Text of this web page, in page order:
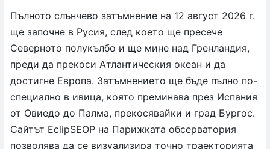
Пълното слънчево затъмнение на 12 август 2026 г.
ще започне в Русия, след което ще пресече
Северното полукълбо и ще мине над Гренландия,
преди да прекоси Атлантическия океан и да
достигне Европа. Затъмнението ще бъде пълно по-
специално в ивица, която преминава през Испания
от Овиедо до Палма, прекосявайки и град Бургос.
Сайтът EclipSEOP на Парижката обсерватория
позволява да се визуализира точно траекторията